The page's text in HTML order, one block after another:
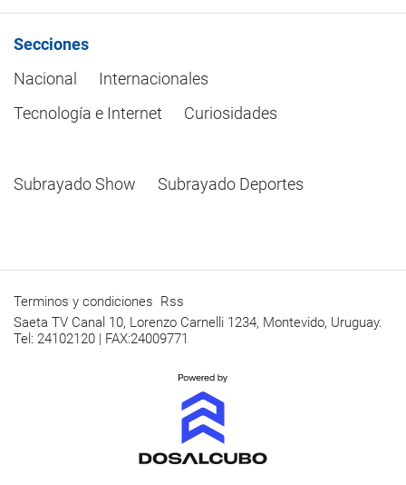
Secciones
Nacional
Internacionales
Tecnología e Internet
Curiosidades
Subrayado Show Subrayado Deportes
Terminos y condiciones Rss
Saeta TV Canal 10, Lorenzo Carnelli 1234, Montevido, Uruguay.
Tel: 24102120 | FAX:24009771